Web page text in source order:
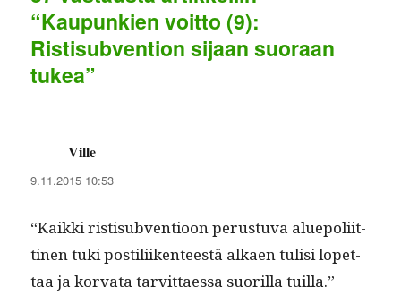
m
“Kaupunkien voitto (9):
Ristisubvention sijaan suoraan
tukea”
Ville
9.11.2015 10:53
“Kaik­ki ris­tisub­ven­tioon perus­tu­va alue­poli­it­
ti­nen tuki pos­tili­iken­teestä alka­en tulisi lopet­
taa ja kor­va­ta tarvit­taes­sa suo­ril­la tuilla.”